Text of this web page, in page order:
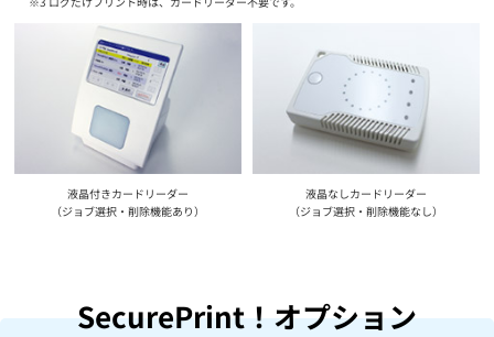
液晶付きカードリーダー
（ジョブ選択・削除機能あり）
液晶なしカードリーダー
（ジョブ選択・削除機能なし）
SecurePrint！オプション